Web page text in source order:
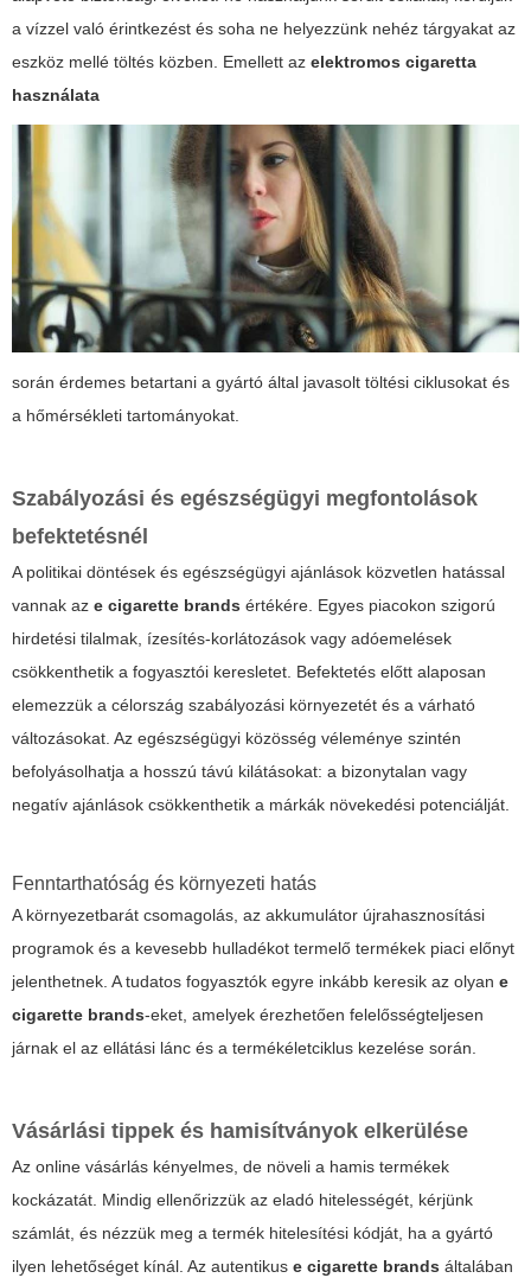
a vízzel való érintkezést és soha ne helyezzünk nehéz tárgyakat az
eszköz mellé töltés közben. Emellett az elektromos cigaretta
használata
során érdemes betartani a gyártó által javasolt töltési ciklusokat és
a hőmérsékleti tartományokat.
Szabályozási és egészségügyi megfontolások
befektetésnél
A politikai döntések és egészségügyi ajánlások közvetlen hatással
vannak az e cigarette brands értékére. Egyes piacokon szigorú
hirdetési tilalmak, ízesítés-korlátozások vagy adóemelések
csökkenthetik a fogyasztói keresletet. Befektetés előtt alaposan
elemezzük a célország szabályozási környezetét és a várható
változásokat. Az egészségügyi közösség véleménye szintén
befolyásolhatja a hosszú távú kilátásokat: a bizonytalan vagy
negatív ajánlások csökkenthetik a márkák növekedési potenciálját.
Fenntarthatóság és környezeti hatás
A környezetbarát csomagolás, az akkumulátor újrahasznosítási
programok és a kevesebb hulladékot termelő termékek piaci előnyt
jelenthetnek. A tudatos fogyasztók egyre inkább keresik az olyan e
cigarette brands-eket, amelyek érezhetően felelősségteljesen
járnak el az ellátási lánc és a termékéletciklus kezelése során.
Vásárlási tippek és hamisítványok elkerülése
Az online vásárlás kényelmes, de növeli a hamis termékek
kockázatát. Mindig ellenőrizzük az eladó hitelességét, kérjünk
számlát, és nézzük meg a termék hitelesítési kódját, ha a gyártó
ilyen lehetőséget kínál. Az autentikus e cigarette brands általában